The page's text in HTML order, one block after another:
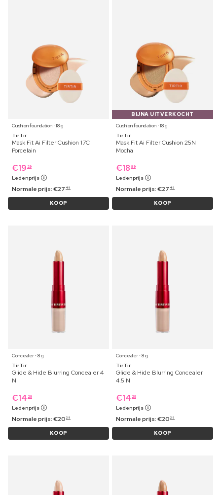
Cushion foundation ⋅ 18 g
TirTir
Mask Fit Ai Filter Cushion 17C
Porcelain
€19 29
Ledenprijs
Normale prijs:€27 49
KOOP
BIJNA UITVERKOCHT
Cushion foundation ⋅ 18 g
TirTir
Mask Fit Ai Filter Cushion 25N
Mocha
€18 89
Ledenprijs
Normale prijs:€27 49
KOOP
Concealer ⋅ 8 g
TirTir
Glide & Hide Blurring Concealer 4
N
€14 29
Ledenprijs
Normale prijs:€20 29
KOOP
Concealer ⋅ 8 g
TirTir
Glide & Hide Blurring Concealer
4.5 N
€14 29
Ledenprijs
Normale prijs:€20 29
KOOP